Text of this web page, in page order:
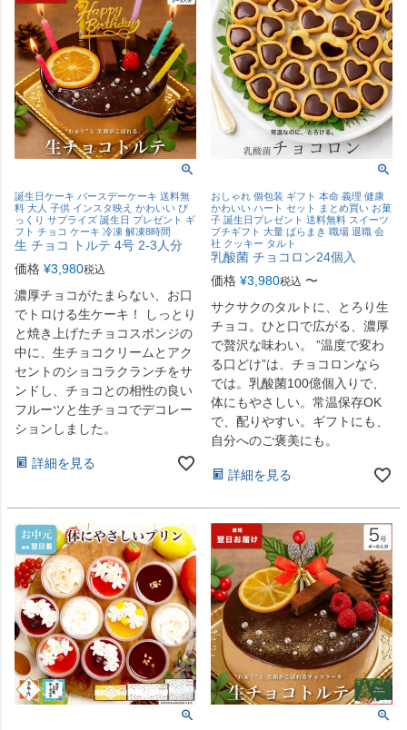
誕生日ケーキ バースデーケーキ 送料無
料 大人 子供 インスタ映え かわいい び
っくり サプライズ 誕生日 プレゼント ギ
フト チョコ ケーキ 冷凍 解凍8時間
生 チョコ トルテ 4号 2-3人分
価格 ¥3,980税込
濃厚チョコがたまらない、お口
でトロける生ケーキ！ しっとり
と焼き上げたチョコスポンジの
中に、生チョコクリームとアク
セントのショコラクランチをサ
ンドし、チョコとの相性の良い
フルーツと生チョコでデコレー
ションしました。
詳細を見る
おしゃれ 個包装 ギフト 本命 義理 健康
かわいい ハート セット まとめ買い お菓
子 誕生日プレゼント 送料無料 スイーツ
プチギフト 大量 ばらまき 職場 退職 会
社 クッキー タルト
乳酸菌 チョコロン24個入
価格 ¥3,980税込 〜
サクサクのタルトに、とろり生
チョコ。ひと口で広がる、濃厚
で贅沢な味わい。 ”温度で変わ
る口どけ”は、チョコロンなら
では。乳酸菌100億個入りで、
体にもやさしい。常温保存OK
で、配りやすい。ギフトにも、
自分へのご褒美にも。
詳細を見る